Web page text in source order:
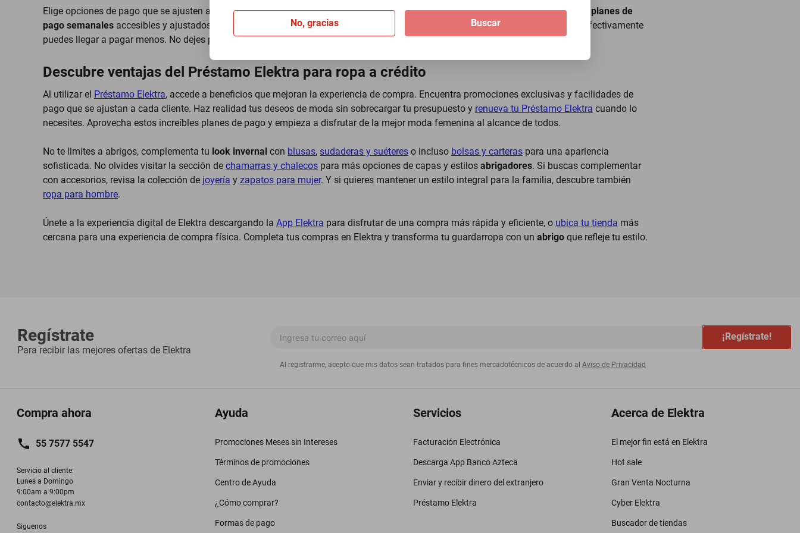
No, gracias Buscar
Elige opciones de pago que se ajusten a tus necesidades al comprarabrigos para dama. A través delPréstamo Elektra, disfruta de planes de
pago semanales accesibles y ajustados a tu presupuesto. Además, consigue descuentos especiales por pagos puntuales, donde efectivamente
puedes llegar a pagar menos. No dejes pasar la oportunidad de comprarropa a créditocon facilidades que solo Elektra ofrece.
Descubre ventajas del Préstamo Elektra para ropa a crédito
Al utilizar el Préstamo Elektra, accede a beneficios que mejoran la experiencia de compra. Encuentra promociones exclusivas y facilidades de
pago que se ajustan a cada cliente. Haz realidad tus deseos de moda sin sobrecargar tu presupuesto y renueva tu Préstamo Elektra cuando lo
necesites. Aprovecha estos increíbles planes de pago y empieza a disfrutar de la mejor moda femenina al alcance de todos.
No te limites a abrigos, complementa tu look invernal con blusas, sudaderas y suéteres o incluso bolsas y carteras para una apariencia
sofisticada. No olvides visitar la sección de chamarras y chalecos para más opciones de capas y estilos abrigadores. Si buscas complementar
con accesorios, revisa la colección de joyería y zapatos para mujer. Y si quieres mantener un estilo integral para la familia, descubre también
ropa para hombre.
Únete a la experiencia digital de Elektra descargando la App Elektra para disfrutar de una compra más rápida y eficiente, o ubica tu tienda más
cercana para una experiencia de compra física. Completa tus compras en Elektra y transforma tu guardarropa con un abrigo que refleje tu estilo.
Regístrate
Para recibir las mejores ofertas de Elektra
¡Regístrate!
Al registrarme, acepto que mis datos sean tratados para fines mercadotécnicos de acuerdo al Aviso de Privacidad
Compra ahora
55 7577 5547
Servicio al cliente:
Lunes a Domingo
9:00am a 9:00pm
contacto@elektra.mx
Siguenos
Ayuda
Promociones Meses sin Intereses
Términos de promociones
Centro de Ayuda
¿Cómo comprar?
Formas de pago
Servicios
Facturación Electrónica
Descarga App Banco Azteca
Enviar y recibir dinero del extranjero
Préstamo Elektra
Acerca de Elektra
El mejor fin está en Elektra
Hot sale
Gran Venta Nocturna
Cyber Elektra
Buscador de tiendas